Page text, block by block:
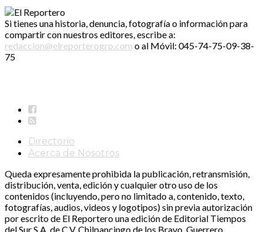
Si tienes una historia, denuncia, fotografía o información para
compartir con nuestros editores, escribe a:
redaccion@elreporterogro.com o al Móvil: 045-74-75-09-38-
75
Directorio
Acerca de Nosotros
Queda expresamente prohibida la publicación, retransmisión,
distribución, venta, edición y cualquier otro uso de los
contenidos (incluyendo, pero no limitado a, contenido, texto,
fotografías, audios, videos y logotipos) sin previa autorización
por escrito de El Reportero una edición de Editorial Tiempos
del Sur S.A. de C.V. Chilpancingo de los Bravo, Guerrero.